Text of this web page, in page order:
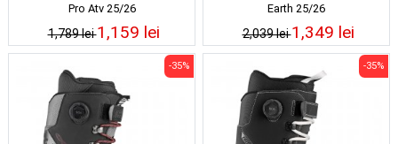
Pro Atv 25/26
1,789 lei1,159 lei
Earth 25/26
2,039 lei1,349 lei
-35% -35%